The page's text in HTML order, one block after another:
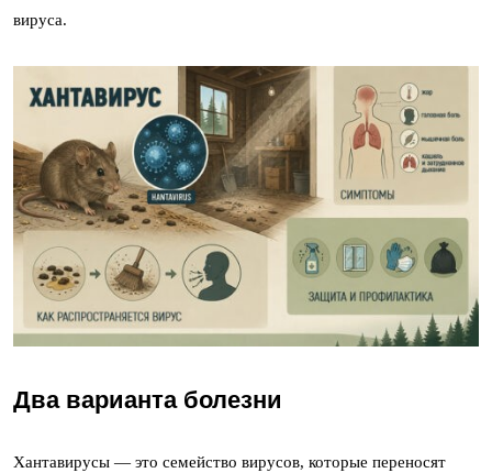
вируса.
Два варианта болезни
Хантавирусы — это семейство вирусов, которые переносят